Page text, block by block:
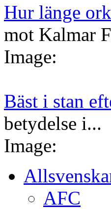
Hur länge
mot Kalmar
Image:
Bäst i stan
betydelse i...
Image:
AFC